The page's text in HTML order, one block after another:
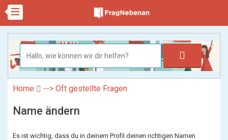
Home --> Oft gestellte Fragen
Name ändern
Es ist wichtig, dass du in deinem Profil deinen richtigen Namen